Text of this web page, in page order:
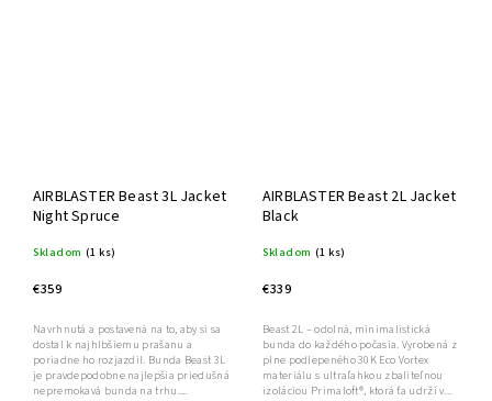
AIRBLASTER Beast 3L Jacket
Night Spruce
Skladom (1 ks)
€359
Navrhnutá a postavená na to, aby si sa
dostal k najhlbšiemu prašanu a
poriadne ho rozjazdil. Bunda Beast 3L
je pravdepodobne najlepšia priedušná
nepremokavá bunda na trhu....
AIRBLASTER Beast 2L Jacket
Black
Skladom (1 ks)
€339
Beast 2L – odolná, minimalistická
bunda do každého počasia. Vyrobená z
plne podlepeného 30K Eco Vortex
materiálu s ultraľahkou zbaliteľnou
izoláciou Primaloft®, ktorá ťa udrží v...